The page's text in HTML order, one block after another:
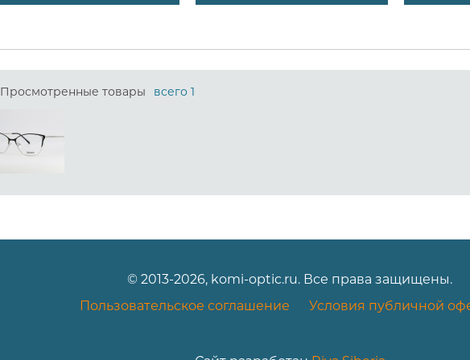
Просмотренные товары всего 1
© 2013-2026, komi-optic.ru. Все права защищены.
Пользовательское соглашение
Условия публичной